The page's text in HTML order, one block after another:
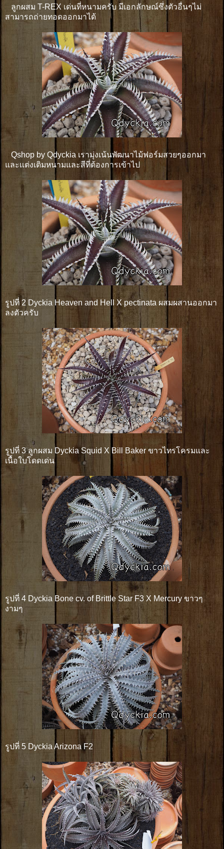
ลูกผสม T-REX เด่นที่หนามครับ มีเอกลักษณ์ซึ่งตัวอื่นๆไม่
สามารถถ่ายทอดออกมาได้
Qshop by Qdyckia เรามุ่งเน้นพัฒนาไม้ฟอร์มสวยๆออกมา
และเเต่งเติมหนามและสีที่ต้องการเข้าไป
รูปที่ 2 Dyckia Heaven and Hell X pectinata ผสมผสานออกมา
ลงตัวครับ
รูปที่ 3 ลูกผสม Dyckia Squid X Bill Baker ขาวไทรโครมและ
เนื้อใบโดดเด่น
รูปที่ 4 Dyckia Bone cv. of Brittle Star F3 X Mercury ขาวๆ
งามๆ
รูปที่ 5 Dyckia Arizona F2